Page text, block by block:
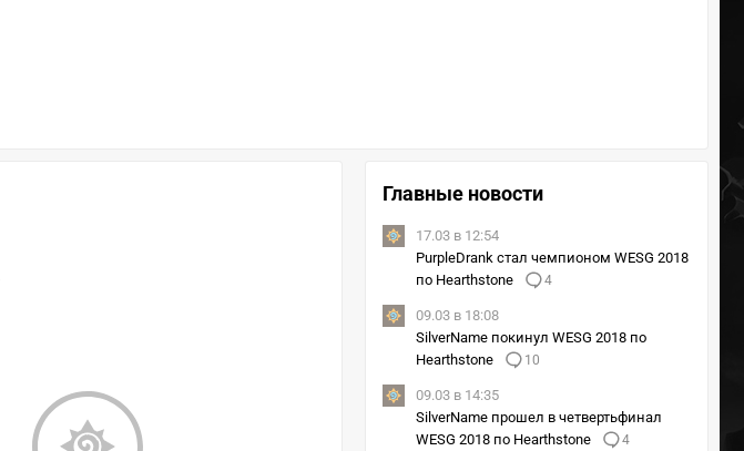
Главные новости
17.03 в 12:54
PurpleDrank стал чемпионом WESG 2018
по Hearthstone
4
09.03 в 18:08
SilverName покинул WESG 2018 по
Hearthstone
10
09.03 в 14:35
SilverName прошел в четвертьфинал
WESG 2018 по Hearthstone
4